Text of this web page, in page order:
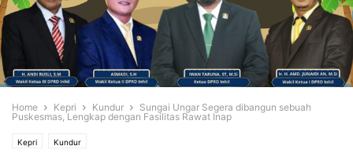
Home Kepri Kundur
Sungai Ungar Segera dibangun sebuah
Puskesmas, Lengkap dengan Fasilitas Rawat Inap
Kepri Kundur